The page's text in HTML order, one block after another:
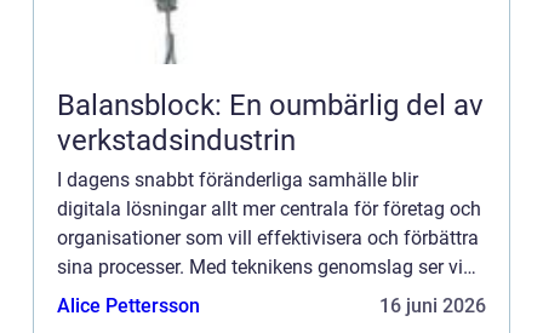
Balansblock: En oumbärlig del av
verkstadsindustrin
I dagens snabbt föränderliga samhälle blir
digitala lösningar allt mer centrala för företag och
organisationer som vill effektivisera och förbättra
sina processer. Med teknikens genomslag ser vi
en transformati...
Alice Pettersson 16 juni 2026